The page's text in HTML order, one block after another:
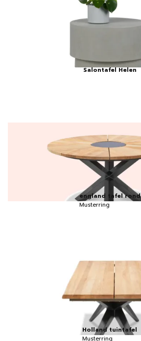
Salontafel Helen
england tafel rond
Musterring
Holland tuintafel
Musterring